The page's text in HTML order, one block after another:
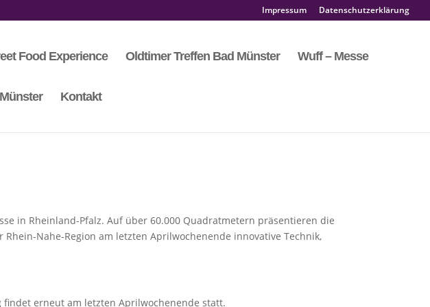
Impressum Datenschutzerklärung
Food Experience Oldtimer Treffen Bad Münster Wuff – Messe
Kontakt
in Rheinland-Pfalz. Auf über 60.000 Quadratmetern präsentieren die
Nahe-Region am letzten Aprilwochenende innovative Technik,
erneut am letzten Aprilwochenende statt.